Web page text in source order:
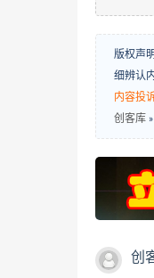
版权声
细辨认
内容投
创客库 »
创